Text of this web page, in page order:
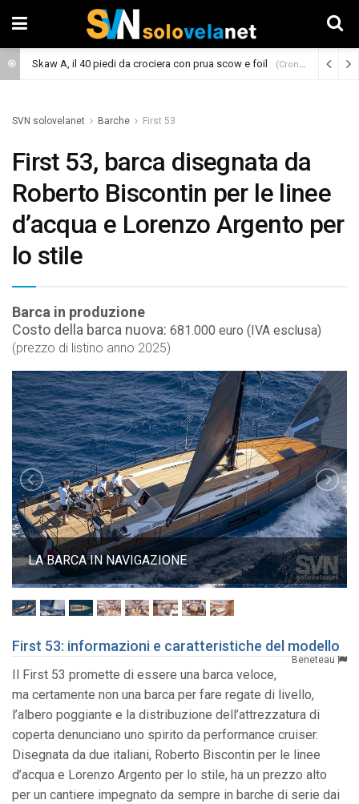
Skaw A, il 40 piedi da crociera con prua scow e foil (Cronaca)
SVN solovelanet Barche First 53
First 53, barca disegnata da
Roberto Biscontin per le linee
d’acqua e Lorenzo Argento per
lo stile
Barca in produzione
Costo della barca nuova: 681.000 euro (IVA esclusa)
(prezzo di listino anno 2025)
LA BARCA IN NAVIGAZIONE
First 53: informazioni e caratteristiche del modello
Beneteau
Il First 53 promette di essere una barca veloce,
ma certamente non una barca per fare regate di livello,
l’albero poggiante e la distribuzione dell’attrezzatura di
coperta denunciano uno spirito da performance cruiser.
Disegnata da due italiani, Roberto Biscontin per le linee
d’acqua e Lorenzo Argento per lo stile, ha un prezzo alto
per un cantiere impegnato da sempre in barche di serie dai